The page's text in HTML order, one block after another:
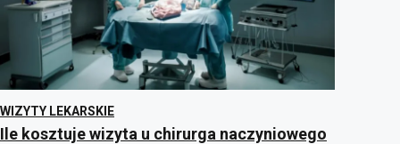
WIZYTY LEKARSKIE
Ile kosztuje wizyta u chirurga naczyniowego